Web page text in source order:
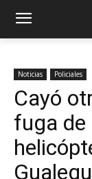
Noticias Policiales
Cayó
fuga de